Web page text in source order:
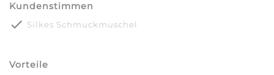
Kundenstimmen
done Silkes Schmuckmuschel
Vorteile